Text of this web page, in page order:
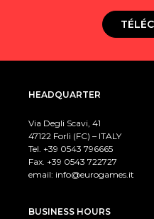
HEADQUARTER
Via Degli Scavi, 41
47122 Forlì (FC) – ITALY
Tel. +39 0543 796665
Fax. +39 0543 722727
email: info@eurogames.it
BUSINESS HOURS